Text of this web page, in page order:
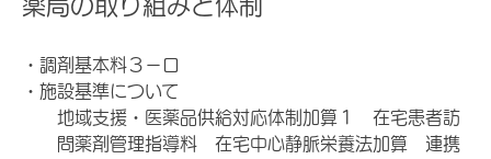
薬局の取り組みと体制
・調剤基本料３－ロ
・施設基準について
地域支援・医薬品供給対応体制加算１ 在宅患者訪
問薬剤管理指導料 在宅中心静脈栄養法加算 連携